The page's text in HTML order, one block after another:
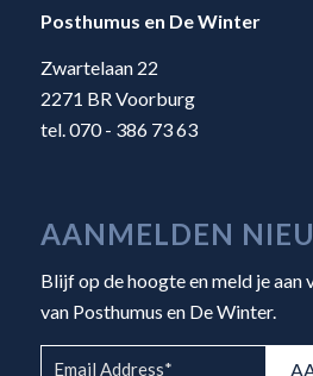
Posthumus en De Winter
Zwartelaan 22
2271 BR Voorburg
tel. 070 - 386 73 63
AANMELDEN
Blijf op de hoogte en meld je aan
van Posthumus en De Winter.